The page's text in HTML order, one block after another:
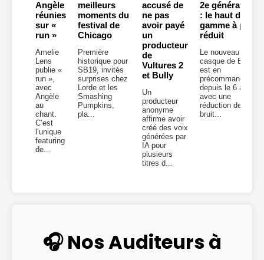
Angèle
réunies
sur «
run »
Amelie
Lens
publie «
run »,
avec
Angèle
au
chant.
C’est
l’unique
featuring
de...
meilleurs
moments du
festival de
Chicago
Première
historique pour
SB19, invités
surprises chez
Lorde et les
Smashing
Pumpkins,
pla...
accusé de
ne pas
avoir payé
un
producteur
de
Vultures 2
et Bully
Un
producteur
anonyme
affirme avoir
créé des voix
générées par
IA pour
plusieurs
titres d...
2e génération
: le haut de
gamme à prix
réduit
Le nouveau
casque de Bose
est en
précommande
depuis le 6 août
avec une
réduction de
bruit...
🎧 Nos Auditeurs à